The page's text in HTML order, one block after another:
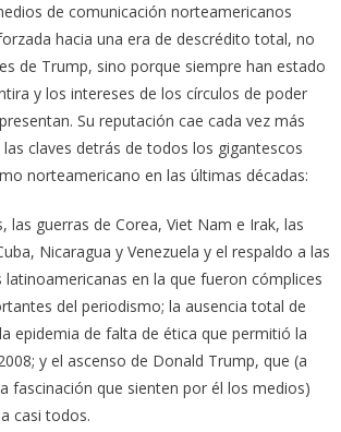
de comunicación norteamericanos
hacia una era de descrédito total, no
de Trump, sino porque siempre han estado
y los intereses de los círculos de poder
Su reputación cae cada vez más
claves detrás de todos los gigantescos
norteamericano en las últimas décadas:
las guerras de Corea, Viet Nam e Irak, las
Nicaragua y Venezuela y el respaldo a las
latinoamericanas en la que fueron cómplices
del periodismo; la ausencia total de
epidemia de falta de ética que permitió la
y el ascenso de Donald Trump, que (a
fascinación que sienten por él los medios)
casi todos.